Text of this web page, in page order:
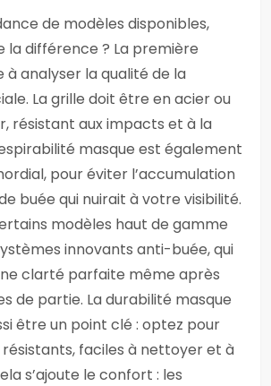
de modèles disponibles,
différence ? La première
analyser la qualité de la
La grille doit être en acier ou
résistant aux impacts et à la
masque est également
pour éviter l’accumulation
buée qui nuirait à votre visibilité.
modèles haut de gamme
innovants anti-buée, qui
clarté parfaite même après
de partie. La durabilité masque
être un point clé : optez pour
faciles à nettoyer et à
s’ajoute le confort : les